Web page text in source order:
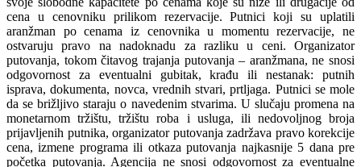
cena u cenovniku prilikom rezervacije. Putnici koji su uplatili
aranžman po cenama iz cenovnika u momentu rezervacije, ne
ostvaruju pravo na nadoknadu za razliku u ceni. Organizator
putovanja, tokom čitavog trajanja putovanja – aranžmana, ne snosi
odgovornost za eventualni gubitak, krađu ili nestanak: putnih
isprava, dokumenta, novca, vrednih stvari, prtljaga. Putnici se mole
da se brižljivo staraju o navedenim stvarima. U slučaju promena na
monetarnom tržištu, tržištu roba i usluga, ili nedovoljnog broja
prijavljenih putnika, organizator putovanja zadržava pravo korekcije
cena, izmene programa ili otkaza putovanja najkasnije 5 dana pre
početka putovanja. Agencija ne snosi odgovornost za eventualne